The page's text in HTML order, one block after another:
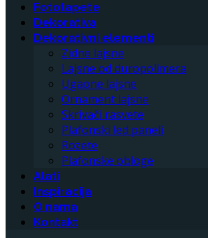
Fototapete
Dekorativa
Dekorativni elementi
Zidne lajsne
Lajsne od duropolimera
Ugaone lajsne
Ornament lajsne
Skrivači rasvete
Plafonski led paneli
Rozete
Plafonske obloge
Alati
Inspiracija
O nama
Kontakt